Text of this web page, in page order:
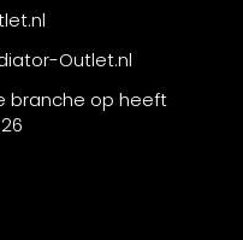
Outlet.nl
branche op heeft